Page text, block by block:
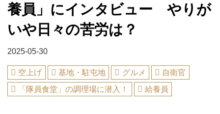
養員」にインタビュー やりが
いや日々の苦労は？
2025-05-30
空上げ 基地・駐屯地 グルメ
自衛官
「隊員食堂」の調理場に潜入！
給養員